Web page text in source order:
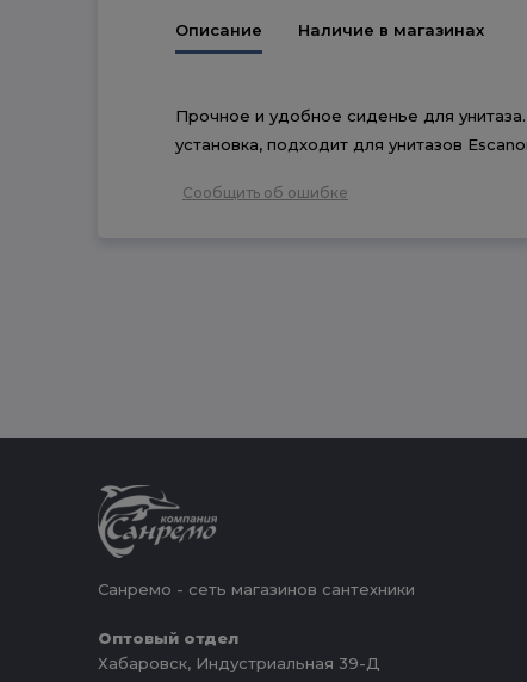
Описание Наличие в магазинах
Прочное и удобное сиденье для
установка, подходит для унитазов
Сообщить об ошибке
Санремо - сеть магазинов сантехники
Оптовый отдел
Хабаровск, Индустриальная 39-Д